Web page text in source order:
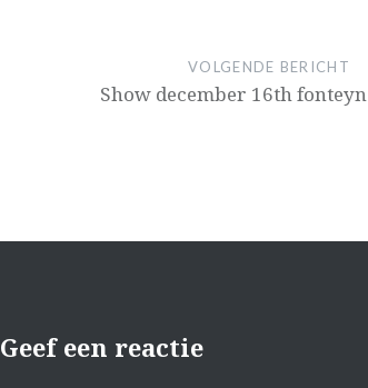
VOLGENDE BERICHT
Show december 16th
Geef een reactie